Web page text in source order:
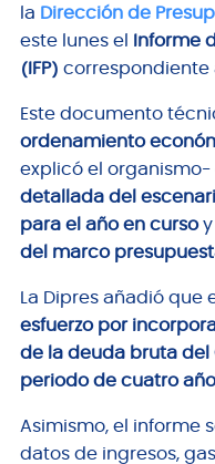
la Dirección de
este lunes el Informe
(IFP) correspondiente
Este documento
ordenamiento
explicó el
detallada del
para el año en cursoy
del marco
La Dipres añadió que
esfuerzo por
de la deuda bruta
periodo de cuatro
Asimismo, el informe
datos de ingresos,